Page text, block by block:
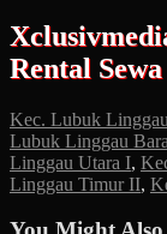
Rental
Kec. Lubuk
Lubuk Linggau
Linggau Utara I,
Linggau Timur II,